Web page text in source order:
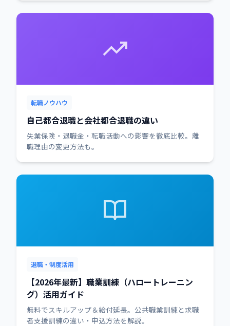
転職ノウハウ
自己都合退職と会社都合退職の違い
失業保険・退職金・転職活動への影響を徹底比較。離
職理由の変更方法も。
退職・制度活用
【2026年最新】職業訓練（ハロートレーニン
グ）活用ガイド
無料でスキルアップ＆給付延長。公共職業訓練と求職
者支援訓練の違い・申込方法を解説。